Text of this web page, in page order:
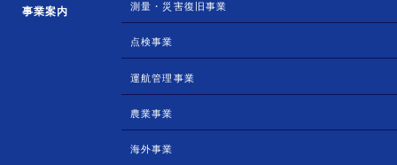
事業案内 測量・災害復旧事業
点検事業
運航管理事業
農業事業
海外事業